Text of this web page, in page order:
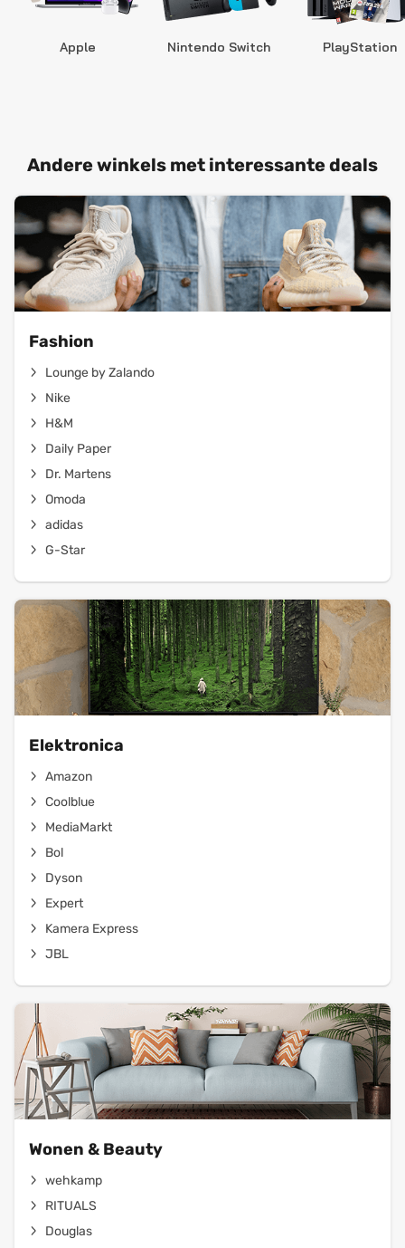
Apple Nintendo Switch PlayStation
Andere winkels met interessante deals
Fashion
Lounge by Zalando
Nike
H&M
Daily Paper
Dr. Martens
Omoda
adidas
G-Star
Elektronica
Amazon
Coolblue
MediaMarkt
Bol
Dyson
Expert
Kamera Express
JBL
Wonen & Beauty
wehkamp
RITUALS
Douglas